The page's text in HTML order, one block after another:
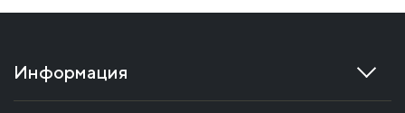
Информация